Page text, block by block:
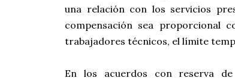
una relación con los servicios
compensación sea proporcional
trabajadores técnicos, el límite
En los acuerdos con reserva